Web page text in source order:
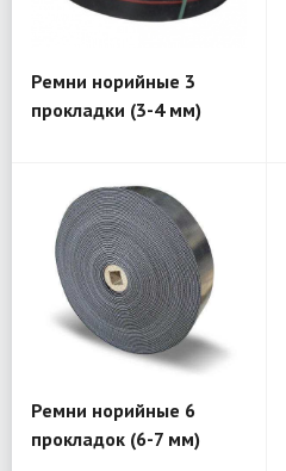
Ремни норийные 3
прокладки (3-4 мм)
Ремни норийные 6
прокладок (6-7 мм)